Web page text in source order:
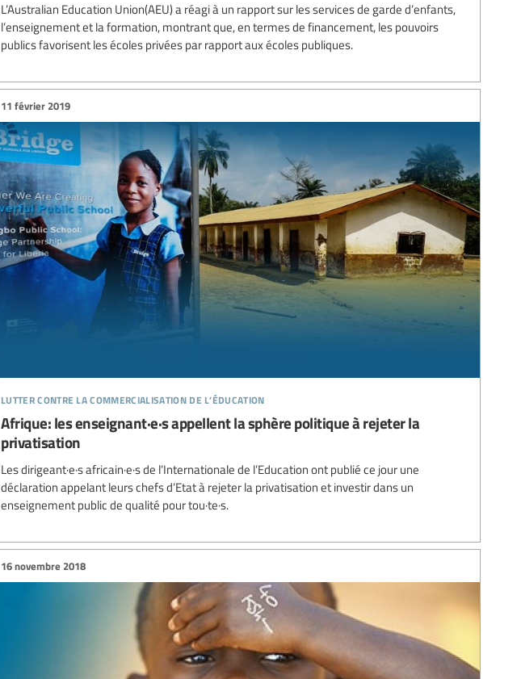
L’Australian Education Union(AEU) a réagi à un rapport sur les services de garde d’enfants,
l’enseignement et la formation, montrant que, en termes de financement, les pouvoirs
publics favorisent les écoles privées par rapport aux écoles publiques.
lutter contre la commercialisation de l’éducation
11 février 2019
Afrique: les enseignant·e·s appellent la sphère politique à rejeter la
privatisation
Les dirigeant·e·s africain·e·s de l’Internationale de l’Education ont publié ce jour une
déclaration appelant leurs chefs d’Etat à rejeter la privatisation et investir dans un
enseignement public de qualité pour tou·te·s.
16 novembre 2018